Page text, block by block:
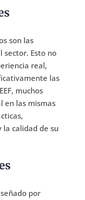
son las
sector. Esto no
real,
las
muchos
en las mismas
calidad de su
por